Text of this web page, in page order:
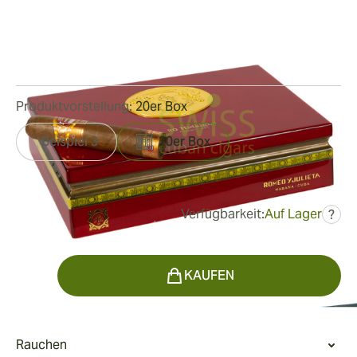
518,00 € war863,34 €
Verfügbarkeit:Auf Lager ?
Produktvorstellung:20er Box
Beispiel 3 20er Box
KAUFEN
Rauchen